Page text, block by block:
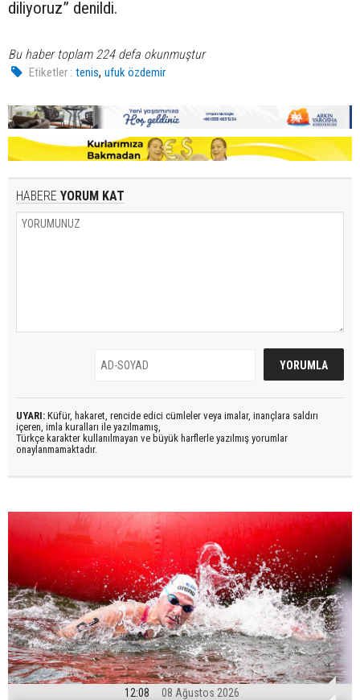
diliyoruz” denildi.
Bu haber toplam 224 defa okunmuştur
Etiketler : tenis,ufuk özdemir
HABERE YORUM KAT
UYARI: Küfür, hakaret, rencide edici cümleler veya imalar, inançlara saldırı
içeren, imla kuralları ile yazılmamış,
Türkçe karakter kullanılmayan ve büyük harflerle yazılmış yorumlar
onaylanmamaktadır.
12:08 08 Ağustos 2026